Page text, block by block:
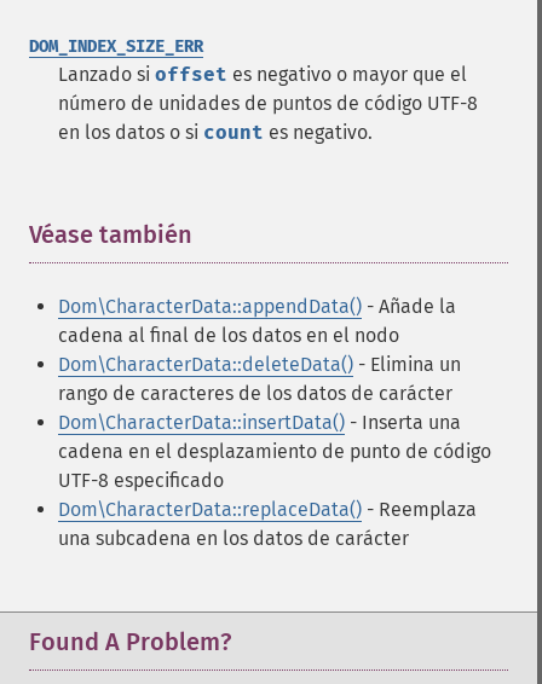
DOM_INDEX_SIZE_ERR
Lanzado si offset es negativo o mayor que el
número de unidades de puntos de código UTF-8
en los datos o si count es negativo.
Véase también
Dom\CharacterData::appendData() - Añade la
cadena al final de los datos en el nodo
Dom\CharacterData::deleteData() - Elimina un
rango de caracteres de los datos de carácter
Dom\CharacterData::insertData() - Inserta una
cadena en el desplazamiento de punto de código
UTF-8 especificado
Dom\CharacterData::replaceData() - Reemplaza
una subcadena en los datos de carácter
Found A Problem?